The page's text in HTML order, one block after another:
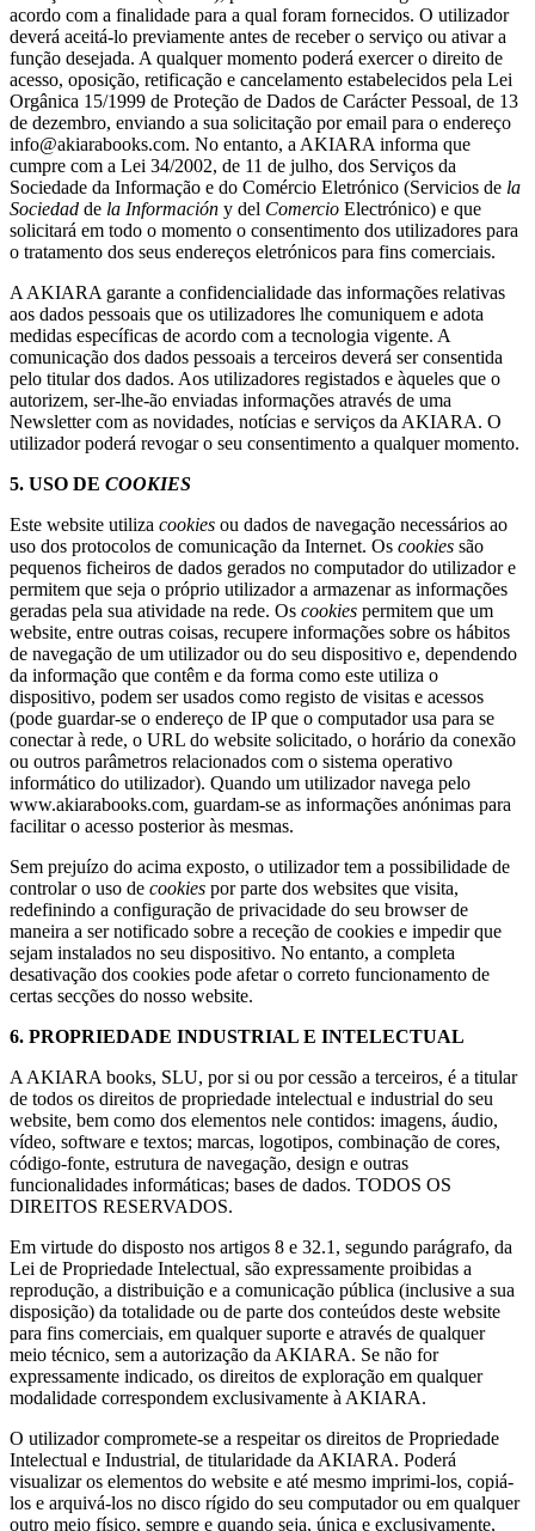
acordo com a finalidade para a qual foram fornecidos. O utilizador
deverá aceitá-lo previamente antes de receber o serviço ou ativar a
função desejada. A qualquer momento poderá exercer o direito de
acesso, oposição, retificação e cancelamento estabelecidos pela Lei
Orgânica 15/1999 de Proteção de Dados de Carácter Pessoal, de 13
de dezembro, enviando a sua solicitação por email para o endereço
info@akiarabooks.com. No entanto, a AKIARA informa que
cumpre com a Lei 34/2002, de 11 de julho, dos Serviços da
Sociedade da Informação e do Comércio Eletrónico (Servicios de la
Sociedad de la Información y del Comercio Electrónico) e que
solicitará em todo o momento o consentimento dos utilizadores para
o tratamento dos seus endereços eletrónicos para fins comerciais.
A AKIARA garante a confidencialidade das informações relativas
aos dados pessoais que os utilizadores lhe comuniquem e adota
medidas específicas de acordo com a tecnologia vigente. A
comunicação dos dados pessoais a terceiros deverá ser consentida
pelo titular dos dados. Aos utilizadores registados e àqueles que o
autorizem, ser-lhe-ão enviadas informações através de uma
Newsletter com as novidades, notícias e serviços da AKIARA. O
utilizador poderá revogar o seu consentimento a qualquer momento.
5. USO DE COOKIES
Este website utiliza cookies ou dados de navegação necessários ao
uso dos protocolos de comunicação da Internet. Os cookies são
pequenos ficheiros de dados gerados no computador do utilizador e
permitem que seja o próprio utilizador a armazenar as informações
geradas pela sua atividade na rede. Os cookies permitem que um
website, entre outras coisas, recupere informações sobre os hábitos
de navegação de um utilizador ou do seu dispositivo e, dependendo
da informação que contêm e da forma como este utiliza o
dispositivo, podem ser usados como registo de visitas e acessos
(pode guardar-se o endereço de IP que o computador usa para se
conectar à rede, o URL do website solicitado, o horário da conexão
ou outros parâmetros relacionados com o sistema operativo
informático do utilizador). Quando um utilizador navega pelo
www.akiarabooks.com, guardam-se as informações anónimas para
facilitar o acesso posterior às mesmas.
Sem prejuízo do acima exposto, o utilizador tem a possibilidade de
controlar o uso de cookies por parte dos websites que visita,
redefinindo a configuração de privacidade do seu browser de
maneira a ser notificado sobre a receção de cookies e impedir que
sejam instalados no seu dispositivo. No entanto, a completa
desativação dos cookies pode afetar o correto funcionamento de
certas secções do nosso website.
6. PROPRIEDADE INDUSTRIAL E INTELECTUAL
A AKIARA books, SLU, por si ou por cessão a terceiros, é a titular
de todos os direitos de propriedade intelectual e industrial do seu
website, bem como dos elementos nele contidos: imagens, áudio,
vídeo, software e textos; marcas, logotipos, combinação de cores,
código-fonte, estrutura de navegação, design e outras
funcionalidades informáticas; bases de dados. TODOS OS
DIREITOS RESERVADOS.
Em virtude do disposto nos artigos 8 e 32.1, segundo parágrafo, da
Lei de Propriedade Intelectual, são expressamente proibidas a
reprodução, a distribuição e a comunicação pública (inclusive a sua
disposição) da totalidade ou de parte dos conteúdos deste website
para fins comerciais, em qualquer suporte e através de qualquer
meio técnico, sem a autorização da AKIARA. Se não for
expressamente indicado, os direitos de exploração em qualquer
modalidade correspondem exclusivamente à AKIARA.
O utilizador compromete-se a respeitar os direitos de Propriedade
Intelectual e Industrial, de titularidade da AKIARA. Poderá
visualizar os elementos do website e até mesmo imprimi-los, copiá-
los e arquivá-los no disco rígido do seu computador ou em qualquer
outro meio físico, sempre e quando seja, única e exclusivamente,